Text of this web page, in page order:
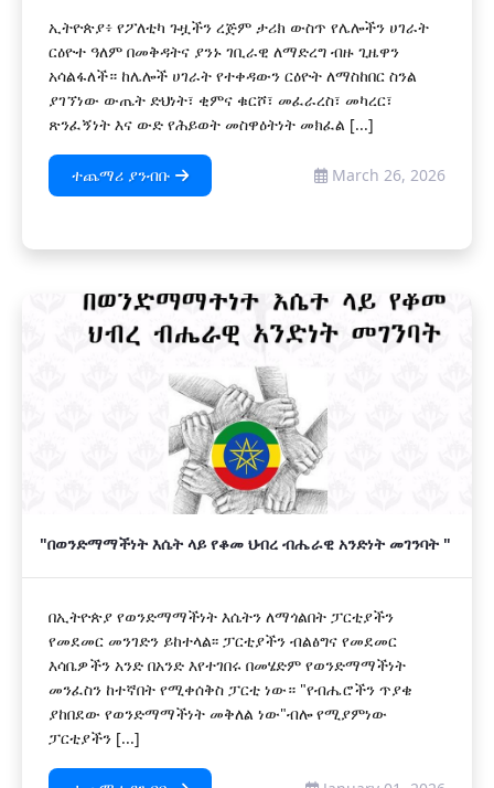
ኢትዮጵያ፥ የፖለቲካ ጉዟችን ረጅም ታሪክ ውስጥ የሌሎችን ሀገራት
ርዕዮተ ዓለም በመቅዳትና ያንኑ ገቢራዊ ለማድረግ ብዙ ጊዜዋን
አሳልፋለች። ከሌሎች ሀገራት የተቀዳውን ርዕዮት ለማስከበር ስንል
ያገኘነው ውጤት ድህነት፣ ቂምና ቁርሾ፣ መፈራረስ፣ መካረር፣
ጽንፈኝነት እና ውድ የሕይወት መስዋዕትነት መክፈል [...]
ተጨማሪ ያንብቡ March 26, 2026
"በወንድማማችነት እሴት ላይ የቆመ ህብረ ብሔራዊ አንድነት መገንባት "
በኢትዮጵያ የወንድማማችነት እሴትን ለማጎልበት ፓርቲያችን
የመደመር መንገድን ይከተላል፡፡ ፓርቲያችን ብልፅግና የመደመር
እሳቤዎችን አንድ በአንድ እየተገበሩ በመሄድም የወንድማማችነት
መንፈስን ከተኛበት የሚቀሰቅስ ፓርቲ ነው። "የብሔሮችን ጥያቄ
ያከበደው የወንድማማችነት መቅለል ነው"ብሎ የሚያምነው
ፓርቲያችን [...]